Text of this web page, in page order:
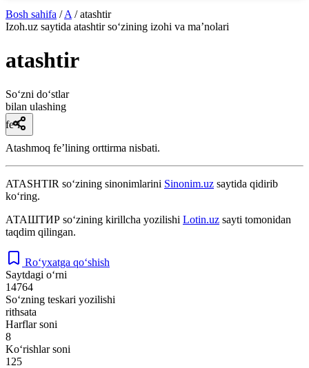
Bosh sahifa / A / atashtir
Izoh.uz saytida atashtirso‘zining izohi va ma’nolari
atashtir
So‘zni do‘stlar
bilan ulashing
fe’l
Atashmoq feʼlining orttirma nisbati.
ATASHTIR so‘zining sinonimlarini Sinonim.uz saytida qidirib
ko‘ring.
АТАШТИР so‘zining kirillcha yozilishi Lotin.uz sayti tomonidan
taqdim qilingan.
Ro‘yxatga qo‘shish
Saytdagi o‘rni
14764
So‘zning teskari yozilishi
rithsata
Harflar soni
8
Ko‘rishlar soni
125